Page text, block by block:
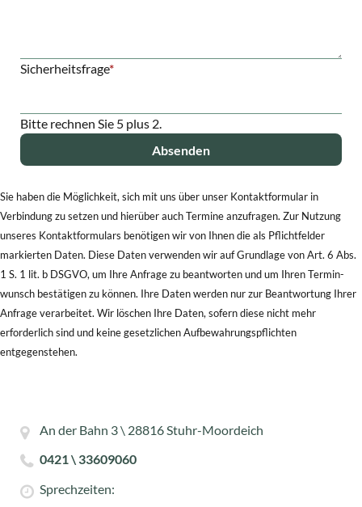
Pflichtfeld
Sicherheitsfrage*
Bitte rechnen Sie 5 plus 2.
Absenden
Sie haben die Möglichkeit, sich mit uns über unser Kontakt­formular in
Verbindung zu setzen und hierüber auch Termine anzufragen. Zur Nutzung
unseres Kontakt­formulars benötigen wir von Ihnen die als Pflichtfelder
markierten Daten. Diese Daten verwenden wir auf Grundlage von Art. 6 Abs.
1 S. 1 lit. b DSGVO, um Ihre Anfrage zu beantworten und um Ihren Termin­
wunsch bestätigen zu können. Ihre Daten werden nur zur Be­ant­wortung Ihrer
Anfrage verarbeitet. Wir löschen Ihre Daten, sofern diese nicht mehr
erforderlich sind und keine gesetzlichen Auf­be­wahrungs­pflichten
entgegenstehen.
An der Bahn 3 \ 28816 Stuhr-Moordeich
0421 \ 33609060
Sprechzeiten: